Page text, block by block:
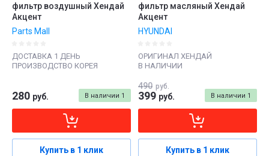
фильтр воздушный Хендай
Акцент
Parts Mall
ДОСТАВКА 1 ДЕНЬ
ПРОИЗВОДСТВО КОРЕЯ
В наличии 1
280 руб.
Купить в 1 клик
фильтр масляный Хендай
Акцент
HYUNDAI
ОРИГИНАЛ ХЕНДАЙ
В НАЛИЧИИ
В наличии 1
490 руб.
399 руб.
Купить в 1 клик